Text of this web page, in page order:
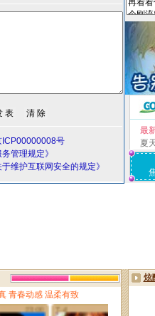
ICP00000008号
管理规定》
维护互联网安全的规定》
最
夏